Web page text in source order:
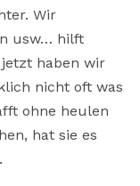
Wir
usw… hilft
haben wir
nicht oft was
ohne heulen
hat sie es